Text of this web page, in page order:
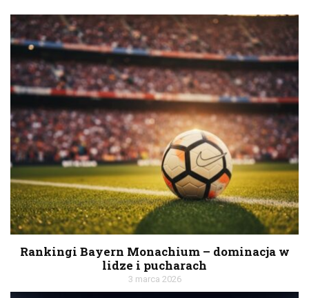
Rankingi Bayern Monachium – dominacja w
lidze i pucharach
3 marca 2026